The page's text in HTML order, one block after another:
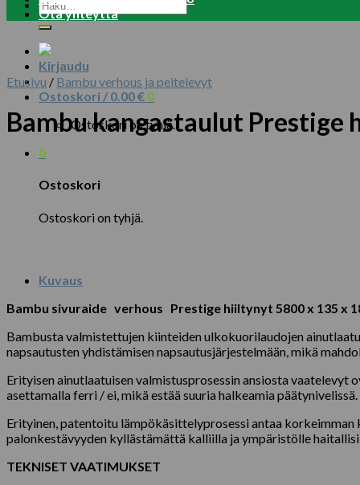
Etsi:
Kirjaudu
Ostoskori / 0.00€ 0
Ostoskori on tyhjä.
0
Ostoskori
Ostoskori on tyhjä.
Ota yhteyttä
Etusivu / Bambu verhous ja peitelevyt
Bambu kangastaulut Prestige
Kuvaus
Bambu sivuraide verhous Prestige hiiltynyt 5800 x 135 x
Bambusta valmistettujen kiinteiden ulkokuorilaudojen
napsautusten yhdistämisen napsautusjärjestelmään, mikä
Erityisen ainutlaatuisen valmistusprosessin ansiosta vaatelevyt
asettamalla ferri / ei, mikä estää suuria halkeamia
Erityinen, patentoitu lämpökäsittelyprosessi antaa
palonkestävyyden kyllästämättä kalliilla ja ympäristölle
TEKNISET VAATIMUKSET